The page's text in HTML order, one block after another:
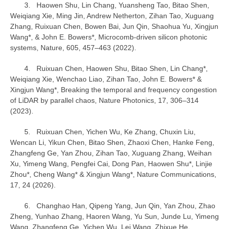
3. Haowen Shu, Lin Chang, Yuansheng Tao, Bitao Shen,
Weiqiang Xie, Ming Jin, Andrew Netherton, Zihan Tao, Xuguang
Zhang, Ruixuan Chen, Bowen Bai, Jun Qin, Shaohua Yu, Xingjun
Wang*, & John E. Bowers*, Microcomb-driven silicon photonic
systems, Nature, 605, 457–463 (2022).
4. Ruixuan Chen, Haowen Shu, Bitao Shen, Lin Chang*,
Weiqiang Xie, Wenchao Liao, Zihan Tao, John E. Bowers* &
Xingjun Wang*, Breaking the temporal and frequency congestion
of LiDAR by parallel chaos, Nature Photonics, 17, 306–314
(2023).
5. Ruixuan Chen, Yichen Wu, Ke Zhang, Chuxin Liu,
Wencan Li, Yikun Chen, Bitao Shen, Zhaoxi Chen, Hanke Feng,
Zhangfeng Ge, Yan Zhou, Zihan Tao, Xuguang Zhang, Weihan
Xu, Yimeng Wang, Pengfei Cai, Dong Pan, Haowen Shu*, Linjie
Zhou*, Cheng Wang* & Xingjun Wang*, Nature Communications,
17, 24 (2026).
6. Changhao Han, Qipeng Yang, Jun Qin, Yan Zhou, Zhao
Zheng, Yunhao Zhang, Haoren Wang, Yu Sun, Junde Lu, Yimeng
Wang, Zhangfeng Ge, Yichen Wu, Lei Wang, Zhixue He,